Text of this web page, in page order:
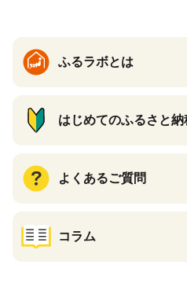
ふるラボとは
はじめてのふるさと納
よくあるご質問
コラム